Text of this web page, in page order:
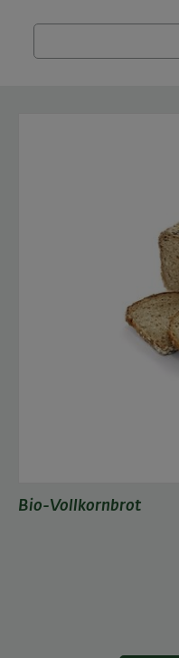
Bio-Vollkornbrot